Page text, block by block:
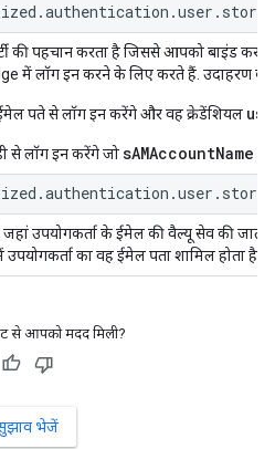
की पहचान करता है जिससे आपको बाइंड
में लॉग इन करने के लिए करते हैं. उदाहरण के
पते से लॉग इन करेंगे और वह क्रेडेंशियल
से लॉग इन करेंगे जोsAMAccountName
जहां उपयोगकर्ता के ईमेल की वैल्यू सेव की
में उपयोगकर्ता का वह ईमेल पता शामिल होता है
से आपको मदद मिली?
भेजें